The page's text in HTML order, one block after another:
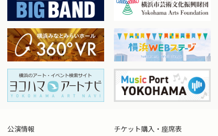
公演情報
チケット購入・座席表